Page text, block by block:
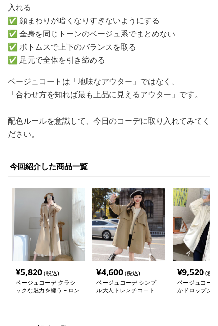
入れる
✅ 顔まわりが暗くなりすぎないようにする
✅ 全身を同じトーンのベージュ系でまとめない
✅ ボトムスで上下のバランスを取る
✅ 足元で全体を引き締める
ベージュコートは「地味なアウター」ではなく、
「合わせ方を知れば最も上品に見えるアウター」です。
配色ルールを意識して、今日のコーデに取り入れてみてく
ださい。
今回紹介した商品一覧
¥5,820(税込)
ベージュコーデ クラシ
ックな魅力を纏う – ロン
¥4,600(税込)
ベージュコーデ シンプ
ル大人トレンチコート
¥9,520(税
ベージュコー
かドロップシ